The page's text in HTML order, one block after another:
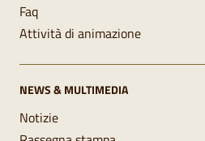
Faq
Attività di animazione
NEWS & MULTIMEDIA
Notizie